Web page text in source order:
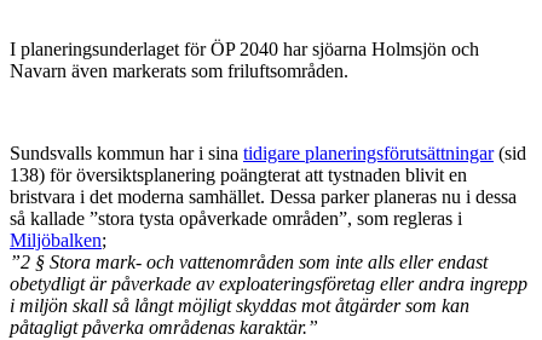
I planeringsunderlaget för ÖP 2040 har sjöarna Holmsjön och
Navarn även markerats som friluftsområden.
Sundsvalls kommun har i sina tidigare planeringsförutsättningar(sid
138) för översiktsplanering poängterat att tystnaden blivit en
bristvara i det moderna samhället. Dessa parker planeras nu i dessa
så kallade ”stora tysta opåverkade områden”, som regleras i
Miljöbalken;
”2 § Stora mark- och vattenområden som inte alls eller endast
obetydligt är påverkade av exploateringsföretag eller andra ingrepp
i miljön skall så långt möjligt skyddas mot åtgärder som kan
påtagligt påverka områdenas karaktär.”